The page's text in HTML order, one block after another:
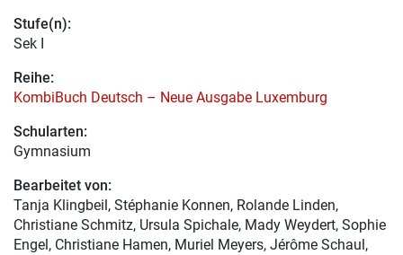
Stufe(n):
Sek I
Reihe:
KombiBuch Deutsch – Neue Ausgabe Luxemburg
Schularten:
Gymnasium
Bearbeitet von:
Tanja Klingbeil , Stéphanie Konnen, Rolande Linden,
Christiane Schmitz, Ursula Spichale, Mady Weydert, Sophie
Engel, Christiane Hamen, Muriel Meyers, Jérôme Schaul,